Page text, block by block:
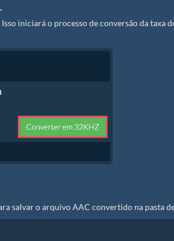
iniciará o processo de conversão da taxa
salvar o arquivo AAC convertido na pasta